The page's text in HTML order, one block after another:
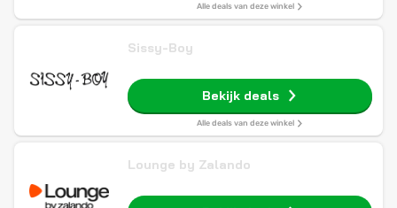
Alle deals van deze winkel
Sissy-Boy
Bekijk deals
Alle deals van deze winkel
Lounge by Zalando